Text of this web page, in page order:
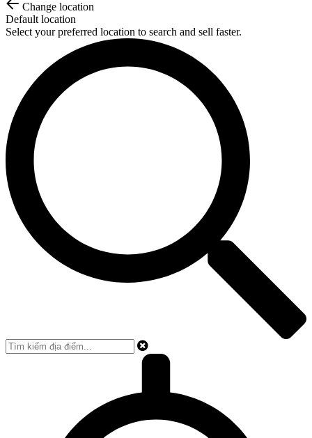
Change location
Default location
Select your preferred location to search and sell faster.